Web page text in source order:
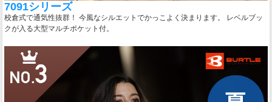
7091シリーズ
校倉式で通気性抜群！ 今風なシルエットでかっこよく決まります。 レベルブッ
クが入る大型マルチポケット付。